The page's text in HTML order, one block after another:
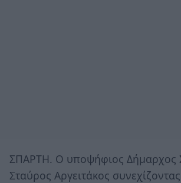
ΣΠΑΡΤΗ. O υποψήφιος Δήμαρχος
Σταύρος Αργειτάκος